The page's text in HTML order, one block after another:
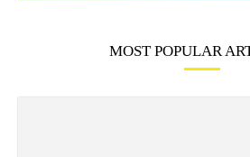
MOST POPULAR